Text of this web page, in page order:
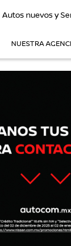
Autos nuevos y
NUESTRA